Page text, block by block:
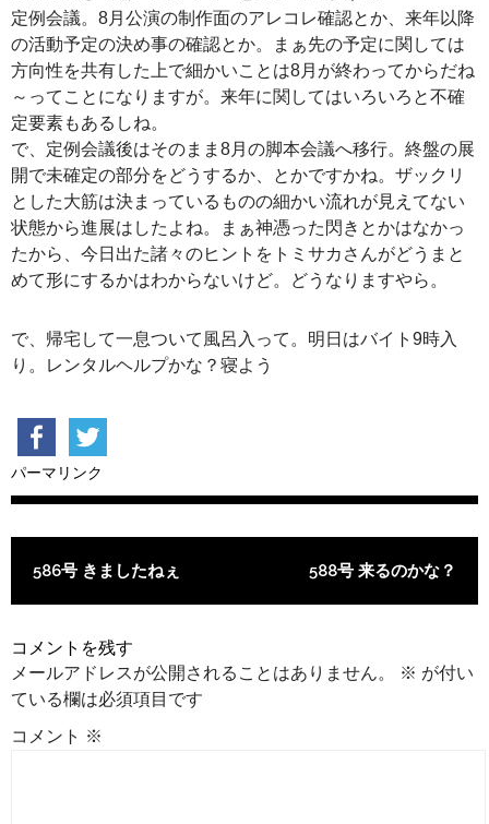
定例会議。8月公演の制作面のアレコレ確認とか、来年以降
の活動予定の決め事の確認とか。まぁ先の予定に関しては
方向性を共有した上で細かいことは8月が終わってからだね
～ってことになりますが。来年に関してはいろいろと不確
定要素もあるしね。
で、定例会議後はそのまま8月の脚本会議へ移行。終盤の展
開で未確定の部分をどうするか、とかですかね。ザックリ
とした大筋は決まっているものの細かい流れが見えてない
状態から進展はしたよね。まぁ神憑った閃きとかはなかっ
たから、今日出た諸々のヒントをトミサカさんがどうまと
めて形にするかはわからないけど。どうなりますやら。
で、帰宅して一息ついて風呂入って。明日はバイト9時入
り。レンタルヘルプかな？寝よう
パーマリンク
投稿ナビゲーション
586号 きましたねぇ 588号 来るのかな？
コメントを残す
メールアドレスが公開されることはありません。 ※ が付い
ている欄は必須項目です
コメント ※